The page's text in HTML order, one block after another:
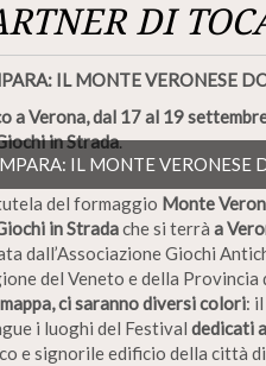
DI
IL MONTE VERONESE
a Verona, dal 17 al 19
in Strada.
IL MONTE VERONESE
del formaggio Monte
in Stradache si terrà a
dall’Associazione Giochi
del Veneto e della
ci saranno diversi colori:
i luoghi del Festival dedicati
e signorile edificio della città